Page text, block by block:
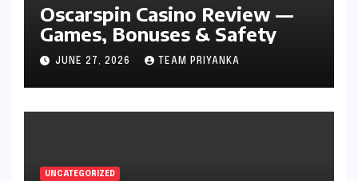
Oscarspin Casino Review —
Games, Bonuses & Safety
JUNE 27, 2026 TEAM PRIYANKA
UNCATEGORIZED